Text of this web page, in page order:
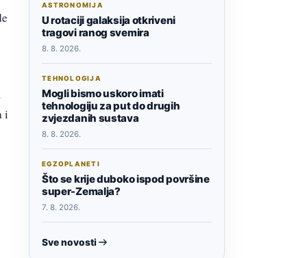
i
ASTRONOMIJA
U rotaciji galaksija otkriveni
tragovi ranog svemira
8. 8. 2026.
TEHNOLOGIJA
Mogli bismo uskoro imati
tehnologiju za put do drugih
zvjezdanih sustava
8. 8. 2026.
EGZOPLANETI
Što se krije duboko ispod površine
super-Zemalja?
7. 8. 2026.
Sve novosti